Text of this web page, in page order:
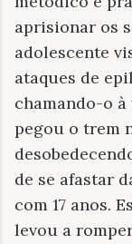
aprisionar os
adolescente
ataques de
chamando-o à
pegou o trem
de se afastar
com 17 anos.
levou a